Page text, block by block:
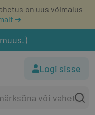
on uus võimalus
➔
Logi sisse